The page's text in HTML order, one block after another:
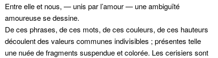
Entre elle et nous, — unis par l’amour — une ambiguïté
amoureuse se dessine.
De ces phrases, de ces mots, de ces couleurs, de ces hauteurs
découlent des valeurs communes indivisibles ; présentes telle
une nuée de fragments suspendue et colorée. Les cerisiers sont